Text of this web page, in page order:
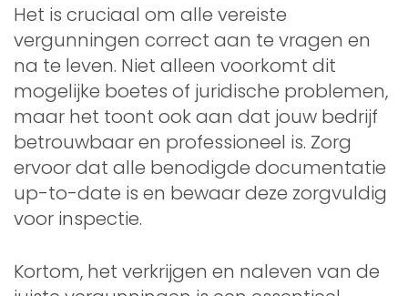
Het is cruciaal om alle vereiste
vergunningen correct aan te vragen en
na te leven. Niet alleen voorkomt dit
mogelijke boetes of juridische problemen,
maar het toont ook aan dat jouw bedrijf
betrouwbaar en professioneel is. Zorg
ervoor dat alle benodigde documentatie
up-to-date is en bewaar deze zorgvuldig
voor inspectie.
Kortom, het verkrijgen en naleven van de